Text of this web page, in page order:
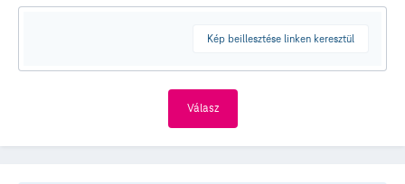
Kép beillesztése linken keresztül
Válasz